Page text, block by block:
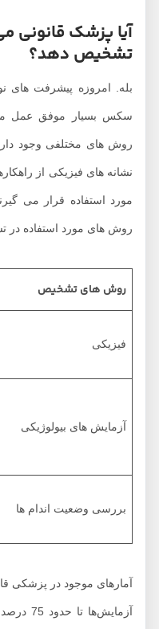
آیا پزشک قانونی می
تشخیص دهد؟
بله. امروزه پیشرفت های
سکس بسیار موفق عمل می
روش های مختلفی وجود دارد.
نشانه های فیزیکی از
مورد استفاده قرار می گیرند.
روش های مورد استفاده در
روش های تشخیص
فیزیکی
آزمایش های بیولوژیکی
بررسی وضعیت اندام ها
آمارهای موجود در پزشکی
آزمایش‌ها تا